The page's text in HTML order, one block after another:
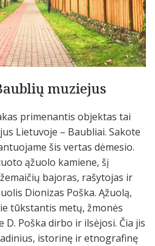
muziejus
primenantis objektas tai
Lietuvoje – Baubliai. Sakote
šis vertas dėmesio.
ąžuolo kamiene, šį
bajoras, rašytojas ir
Dionizas Poška. Ąžuolą,
tūkstantis metų, žmonės
D. Poška dirbo ir ilsėjosi. Čia jis
istorinę ir etnografinę